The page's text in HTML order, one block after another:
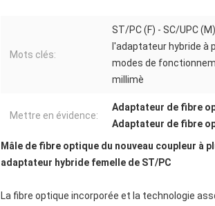
Mots clés:
ST/PC (F) - SC/UPC
l'adaptateur hybride à
modes de
millimè
Mettre en évidence:
Adaptateur de fibre
Adaptateur de fibre
Mâle de fibre optique du nouveau coupleur à
adaptateur hybride femelle de ST/PC
La fibre optique incorporée et la technologie